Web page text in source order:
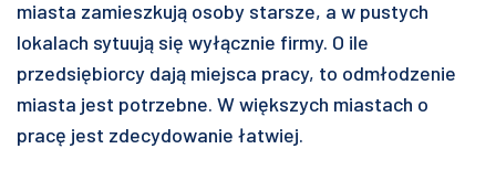
miasta zamieszkują osoby starsze, a w pustych
lokalach sytuują się wyłącznie firmy. O ile
przedsiębiorcy dają miejsca pracy, to odmłodzenie
miasta jest potrzebne. W większych miastach o
pracę jest zdecydowanie łatwiej.